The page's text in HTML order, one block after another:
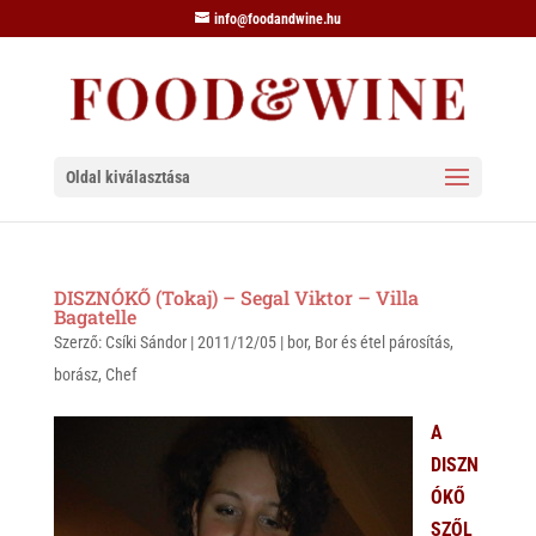
info@foodandwine.hu
Oldal kiválasztása
DISZNÓKŐ (Tokaj) – Segal Viktor – Villa
Bagatelle
Szerző: Csíki Sándor|2011/12/05| bor, Bor és étel párosítás,
borász, Chef
A
DISZN
ÓKŐ
SZŐL